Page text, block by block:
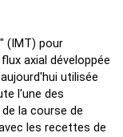
(IMT) pour
axial développée
utilisée
l'une des
la course de
les recettes de